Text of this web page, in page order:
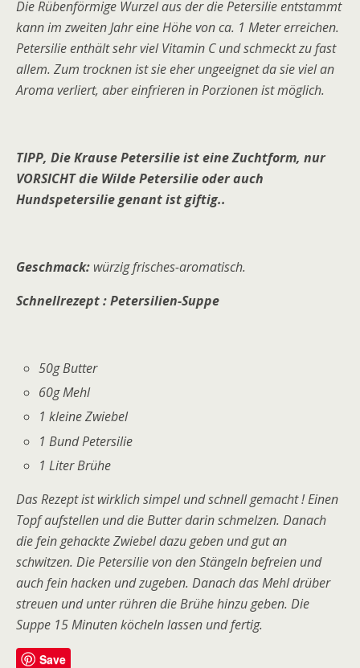
Die Rübenförmige Wurzel aus der die Petersilie entstammt
kann im zweiten Jahr eine Höhe von ca. 1 Meter erreichen.
Petersilie enthält sehr viel Vitamin C und schmeckt zu fast
allem. Zum trocknen ist sie eher ungeeignet da sie viel an
Aroma verliert, aber einfrieren in Porzionen ist möglich.
TIPP, Die Krause Petersilie ist eine Zuchtform, nur
VORSICHT die Wilde Petersilie oder auch
Hundspetersilie genant ist giftig..
Geschmack: würzig frisches-aromatisch.
Schnellrezept : Petersilien-Suppe
50g Butter
60g Mehl
1 kleine Zwiebel
1 Bund Petersilie
1 Liter Brühe
Das Rezept ist wirklich simpel und schnell gemacht ! Einen
Topf aufstellen und die Butter darin schmelzen. Danach
die fein gehackte Zwiebel dazu geben und gut an
schwitzen. Die Petersilie von den Stängeln befreien und
auch fein hacken und zugeben. Danach das Mehl drüber
streuen und unter rühren die Brühe hinzu geben. Die
Suppe 15 Minuten köcheln lassen und fertig.
Save